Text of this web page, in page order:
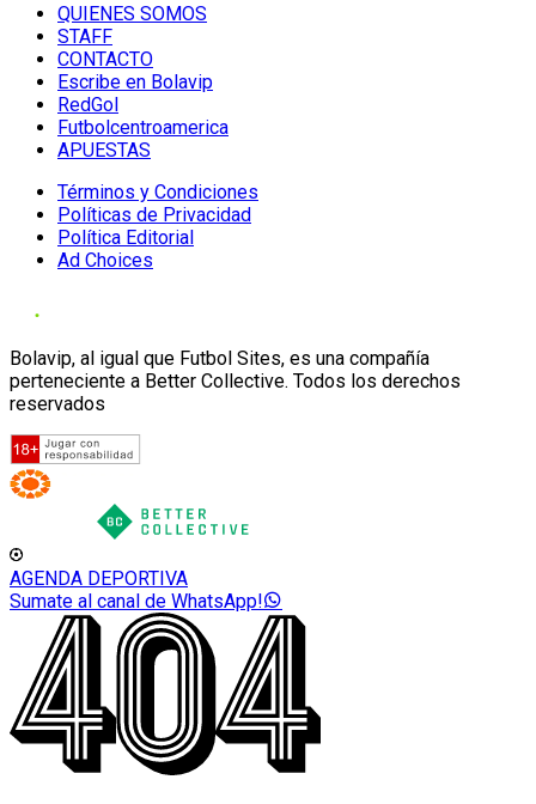
QUIENES SOMOS
STAFF
CONTACTO
Escribe en Bolavip
RedGol
Futbolcentroamerica
APUESTAS
Términos y Condiciones
Políticas de Privacidad
Política Editorial
Ad Choices
Bolavip, al igual que Futbol Sites, es una compañía
perteneciente a Better Collective. Todos los derechos
reservados
AGENDA DEPORTIVA
Sumate al canal de WhatsApp!